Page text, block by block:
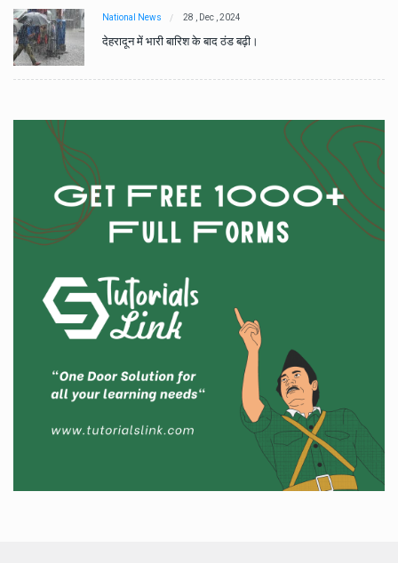
National News 28 , Dec , 2024
देहरादून में भारी बारिश के बाद ठंड बढ़ी।